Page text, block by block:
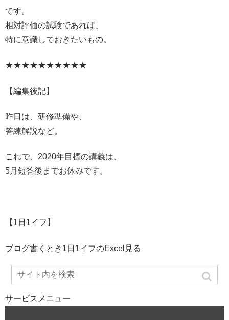
です。
相対評価の試験であれば、
特に意識しておきたいもの。
★★★★★★★★★★
【編集後記】
昨日は、研修準備や、
答練解説など。
これで、2020年目標の講義は、
5月短答後までお休みです。
【1日1イフ】
ブログ書くとき1日1イフのExcel見る
サービスメニュー